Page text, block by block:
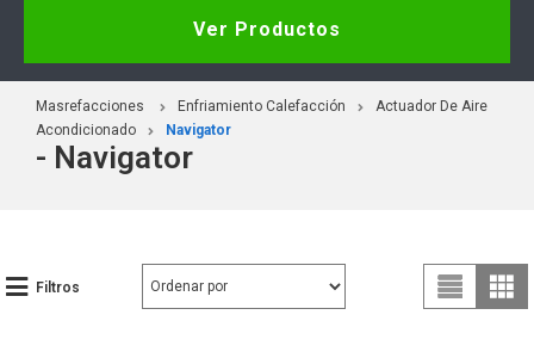
Ver Productos
Masrefacciones Enfriamiento Calefacción
Actuador De Aire
Acondicionado
Navigator
- Navigator
Filtros